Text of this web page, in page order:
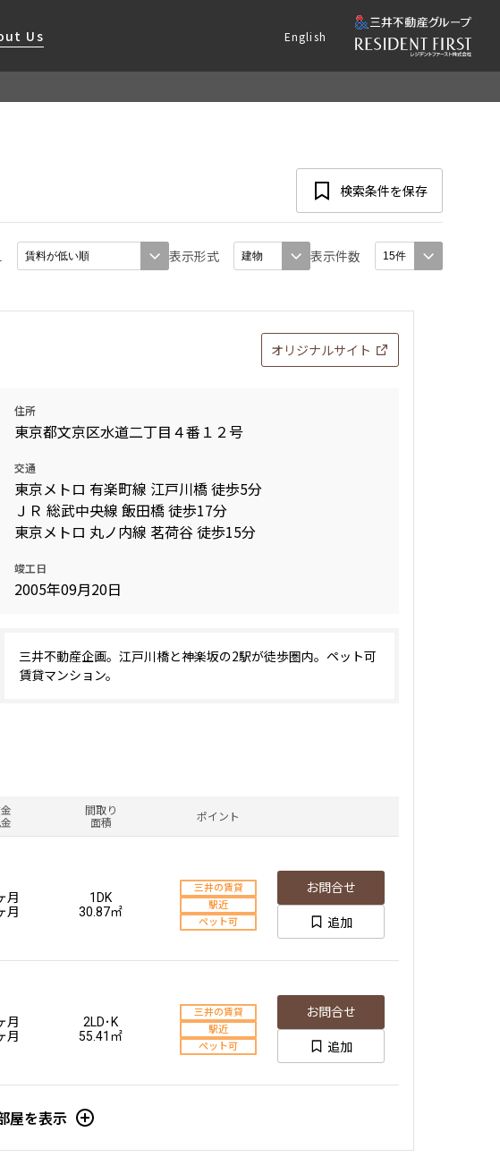
Us
・渋谷区)
付き
ョン
English
検索条件を保存
表示形式 表示件数
オリジナルサイト
住所
東京都文京区水道二丁目４番１２号
交通
東京メトロ 有楽町線 江戸川橋 徒歩5分
ＪＲ 総武中央線 飯田橋 徒歩17分
東京メトロ 丸ノ内線 茗荷谷 徒歩15分
竣工日
2005年09月20日
三井不動産企画。江戸川橋と神楽坂の2駅が徒歩圏内。ペット可
賃貸マンション。
間取り
面積
ポイント
月
月
1DK
30.87㎡
三井の賃貸
駅近
ペット可
お問合せ
追加
月
月
2LD･K
55.41㎡
三井の賃貸
駅近
ペット可
お問合せ
追加
屋を表示